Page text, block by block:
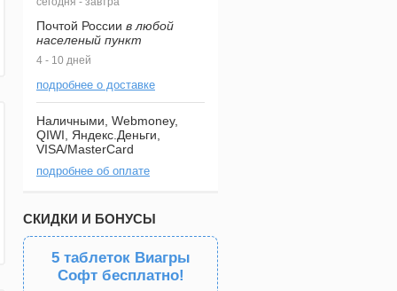
Почтой России в любой
населеный пункт
4 - 10 дней
подробнее о доставке
Наличными, Webmoney,
QIWI, Яндекс.Деньги,
VISA/MasterCard
подробнее об оплате
СКИДКИ И БОНУСЫ
5 таблеток Виагры
Софт бесплатно!